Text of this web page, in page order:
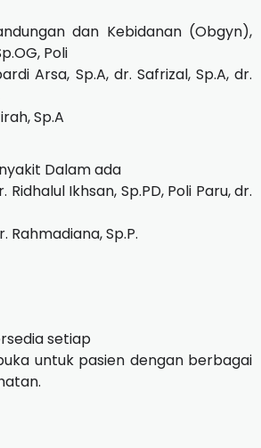
dan Kebidanan (Obgyn),
Poli
Arsa, Sp.A, dr. Safrizal, Sp.A, dr.
Sp.A
Dalam ada
Ridhalul Ikhsan, Sp.PD, Poli Paru, dr.
Rahmadiana, Sp.P.
setiap
untuk pasien dengan berbagai